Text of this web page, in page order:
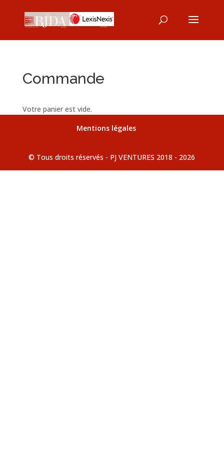
Commande
Votre panier est vide.
Mentions légales
© Tous droits réservés - PJ VENTURES 2018 - 2026